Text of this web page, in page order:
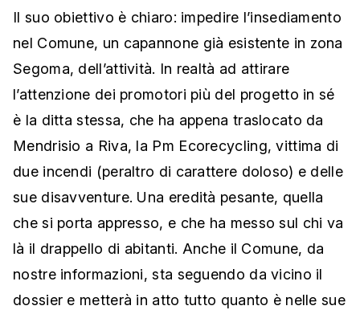
Il suo obiettivo è chiaro: impedire l’insediamento
nel Comune, un capannone già esistente in zona
Segoma, dell’attività. In realtà ad attirare
l’attenzione dei promotori più del progetto in sé
è la ditta stessa, che ha appena traslocato da
Mendrisio a Riva, la Pm Ecorecycling, vittima di
due incendi (peraltro di carattere doloso) e delle
sue disavventure. Una eredità pesante, quella
che si porta appresso, e che ha messo sul chi va
là il drappello di abitanti. Anche il Comune, da
nostre informazioni, sta seguendo da vicino il
dossier e metterà in atto tutto quanto è nelle sue